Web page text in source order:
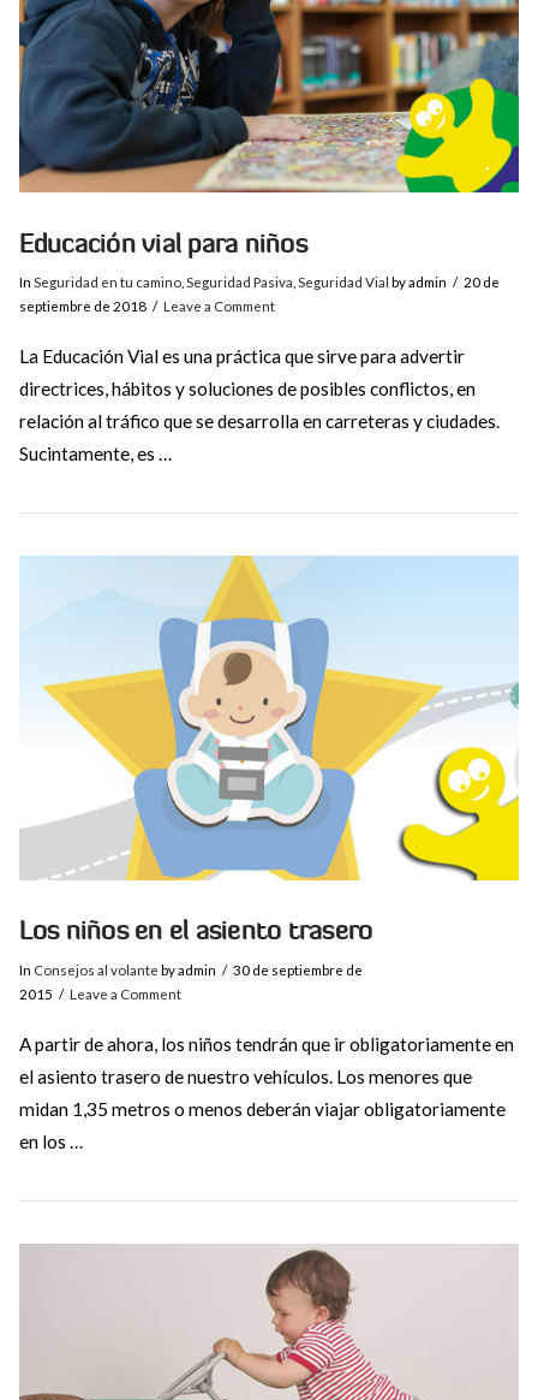
VIEW POST
Educación vial para niños
In Seguridad en tu camino, Seguridad Pasiva Seguridad Vial by admin
20 de
septiembre de 2018
Leave a Comment
La Educación Vial es una práctica que sirve para advertir
directrices, hábitos y soluciones de posibles conflictos, en
relación al tráfico que se desarrolla en carreteras y ciudades.
Sucintamente, es …
VIEW POST
Los niños en el asiento trasero
In Consejos al volante by admin
30 de septiembre de
2015
Leave a Comment
A partir de ahora, los niños tendrán que ir obligatoriamente en
el asiento trasero de nuestro vehículos. Los menores que
midan 1,35 metros o menos deberán viajar obligatoriamente
en los …